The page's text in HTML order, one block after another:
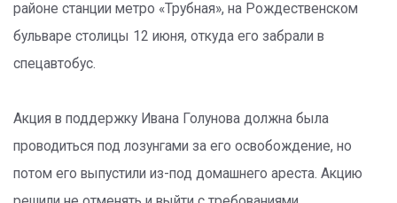
районе станции метро «Трубная», на Рождественском
бульваре столицы 12 июня, откуда его забрали в
спецавтобус.
Акция в поддержку Ивана Голунова должна была
проводиться под лозунгами за его освобождение, но
потом его выпустили из-под домашнего ареста. Акцию